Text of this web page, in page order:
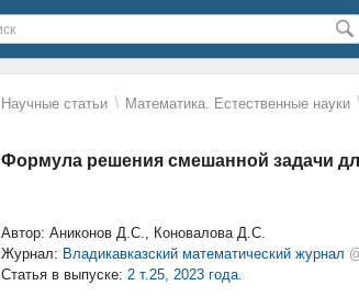
Научные статьи \ Математика. Естественные науки
Формула решения смешанной задачи
Автор: Аниконов Д.С., Коновалова Д.С.
Журнал: Владикавказский математический журнал
Статья в выпуске: 2 т.25, 2023 года.